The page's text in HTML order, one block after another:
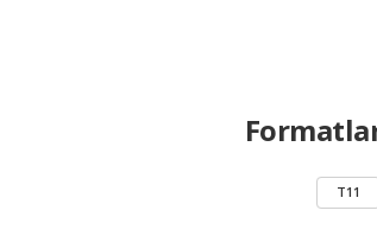
T11